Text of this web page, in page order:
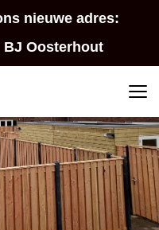
nieuwe adres:
BJ Oosterhout